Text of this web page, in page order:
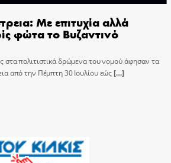
Με επιτυχία αλλά
φώτα το Βυζαντινό
στα πολιτιστικά δρώμενα του νομού άφησαν τα
από την Πέμπτη 30 Ιουλίου εώς[…]